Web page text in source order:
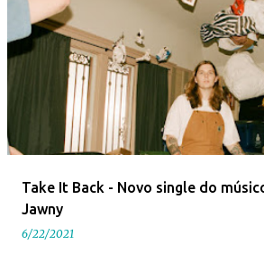
Take It Back - Novo single do
Jawny
6/22/2021